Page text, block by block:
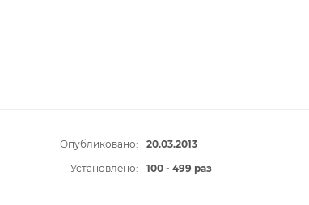
Опубликовано: 20.03.2013
Установлено:
100 - 499 раз